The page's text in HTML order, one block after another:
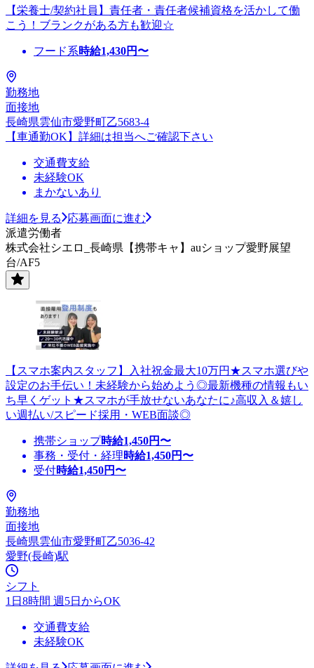
【栄養士/契約社員】責任者・責任者候補資格を活かして働
こう！ブランクがある方も歓迎☆
フード系時給1,430円〜
勤務地
面接地
長崎県雲仙市愛野町乙5683-4
【車通勤OK】詳細は担当へご確認下さい
交通費支給
未経験OK
まかないあり
詳細を見る
応募画面に進む
派遣労働者
株式会社シエロ_長崎県【携帯キャ】auショップ愛野展望
台/AF5
【スマホ案内スタッフ】入社祝金最大10万円★スマホ選びや
設定のお手伝い！未経験から始めよう◎最新機種の情報もい
ち早くゲット★スマホが手放せないあなたに♪高収入＆嬉し
い週払い/スピード採用・WEB面談◎
携帯ショップ時給1,450円〜
事務・受付・経理時給1,450円〜
受付時給1,450円〜
勤務地
面接地
長崎県雲仙市愛野町乙5036-42
愛野(長崎)駅
シフト
1日8時間 週5日からOK
交通費支給
未経験OK